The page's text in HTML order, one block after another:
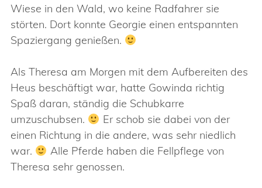
Wiese in den Wald, wo keine Radfahrer sie
störten. Dort konnte Georgie einen entspannten
Spaziergang genießen.
Als Theresa am Morgen mit dem Aufbereiten des
Heus beschäftigt war, hatte Gowinda richtig
Spaß daran, ständig die Schubkarre
umzuschubsen.
Er schob sie dabei von der
einen Richtung in die andere, was sehr niedlich
war.
Alle Pferde haben die Fellpflege von
Theresa sehr genossen.